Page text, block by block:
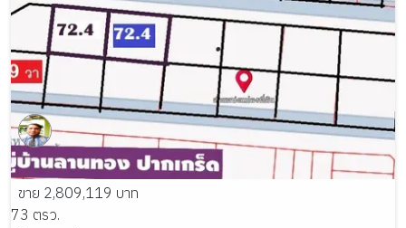
ขาย 2,809,119 บาท
73 ตรว.